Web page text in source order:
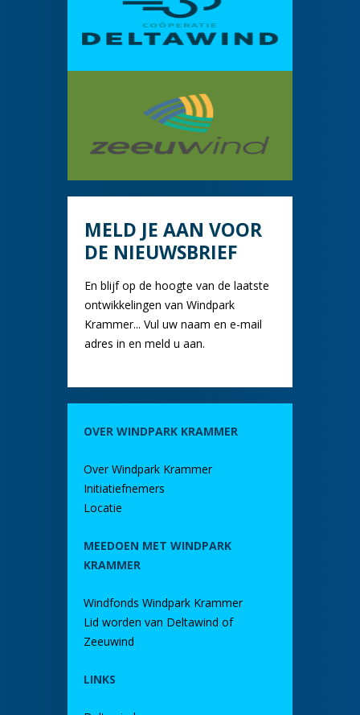
MELD JE AAN VOOR
DE NIEUWSBRIEF
En blijf op de hoogte van de laatste
ontwikkelingen van Windpark
Krammer... Vul uw naam en e-mail
adres in en meld u aan.
OVER WINDPARK KRAMMER
Over Windpark Krammer
Initiatiefnemers
Locatie
MEEDOEN MET WINDPARK
KRAMMER
Windfonds Windpark Krammer
Lid worden van Deltawind of
Zeeuwind
LINKS